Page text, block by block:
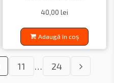
40,00 lei
Adaugă în coș
11 … 24